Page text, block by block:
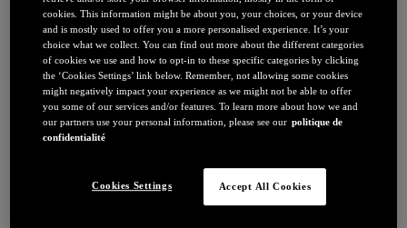
Acide Hyaluronique
Vitamine E
Niacinamide
Vitamine C
Melasyl
Tout voir Soin : Par Ingredients
Soin : Par gamme
Age Perfect Expert Collagène
Age Perfect Renaissance Cellulaire
Bright Reveal
cookies. This information might be about you, your choices, or your device
and is mostly used to offer you a more personalised experience. It’s your
choice what we collect. You can find out more about the different categories
of cookies we use and how to opt-in to these specific categories by clicking
the ‘Cookies Settings’ link below. Remember, not allowing some cookies
might negatively impact your experience as we might not be able to offer
you some of our services and/or features. To learn more about how we and
our partners use your personal information, please see our politique de
confidentialité
Cookies Settings Accept All Cookies